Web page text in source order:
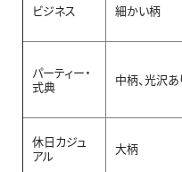
ビジネス 細かい柄
パーティー・
式典
中柄、光沢あ
休日カジュ
アル
大柄